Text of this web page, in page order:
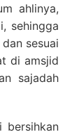
ahlinya,
sehingga
sesuai
di amsjid
sajadah